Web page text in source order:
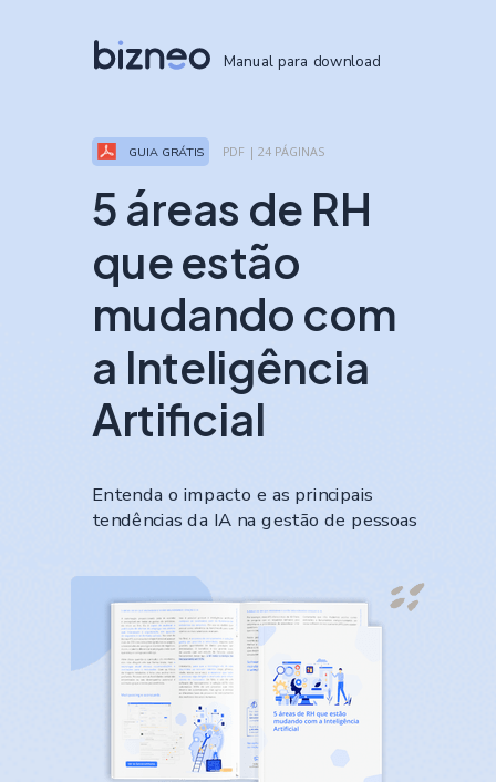
5 áreas de RH
que estão
mudando com
a Inteligência
Artificial
Entenda o impacto e as principais
tendências da IA na gestão de pessoas
Manual para download
PDF | 24 PÁGINAS
GUIA GRÁTIS